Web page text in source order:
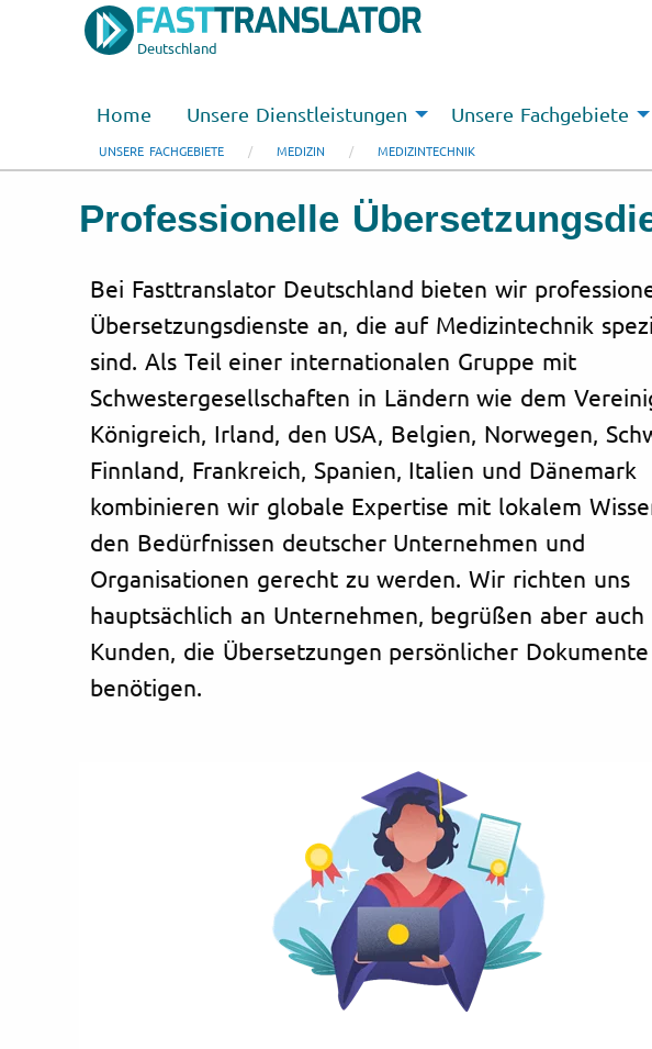
Deutschland
Home Unsere Dienstleistungen Unsere Fachgebiete
UNSERE FACHGEBIETE MEDIZIN MEDIZINTECHNIK
Professionelle
Bei Fasttranslator Deutschland bieten wir
Übersetzungsdienste an, die auf Medizintechnik
sind. Als Teil einer internationalen Gruppe mit
Schwestergesellschaften in Ländern wie dem
Königreich, Irland, den USA, Belgien, Norwegen,
Finnland, Frankreich, Spanien, Italien und Dänemark
kombinieren wir globale Expertise mit lokalem
den Bedürfnissen deutscher Unternehmen und
Organisationen gerecht zu werden. Wir richten uns
hauptsächlich an Unternehmen, begrüßen aber
Kunden, die Übersetzungen persönlicher Dokumente
benötigen.